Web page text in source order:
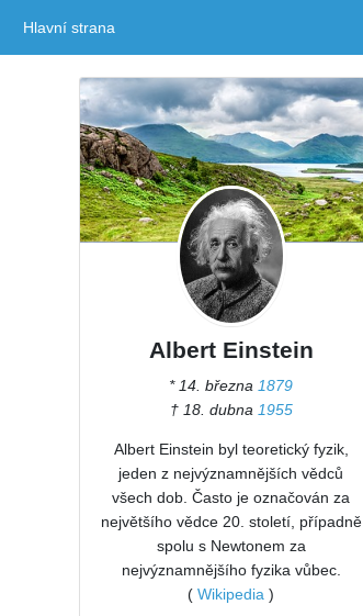
Hlavní strana
Albert Einstein
* 14. března 1879
† 18. dubna 1955
Albert Einstein byl teoretický fyzik,
jeden z nejvýznamnějších vědců
všech dob. Často je označován za
největšího vědce 20. století, případně
spolu s Newtonem za
nejvýznamnějšího fyzika vůbec.
(Wikipedia )